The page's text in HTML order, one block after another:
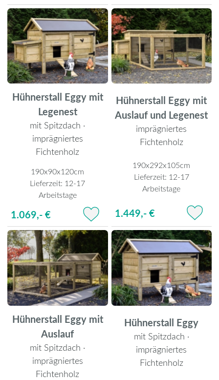
Hühnerstall Eggy mit
Legenest
mit Spitzdach ·
imprägniertes
Fichtenholz
190x90x120cm
Lieferzeit: 12-17
Arbeitstage
1.069,- €
Hühnerstall Eggy mit
Auslauf und Legenest
imprägniertes
Fichtenholz
190x292x105cm
Lieferzeit: 12-17
Arbeitstage
1.449,- €
Hühnerstall Eggy mit
Auslauf
mit Spitzdach ·
imprägniertes
Fichtenholz
Hühnerstall Eggy
mit Spitzdach ·
imprägniertes
Fichtenholz